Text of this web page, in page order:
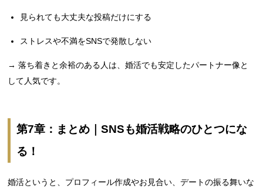
見られても大丈夫な投稿だけにする
ストレスや不満をSNSで発散しない
→ 落ち着きと余裕のある人は、婚活でも安定したパートナー像と
して人気です。
第7章：まとめ｜SNSも婚活戦略のひとつにな
る！
婚活というと、プロフィール作成やお見合い、デートの振る舞いな